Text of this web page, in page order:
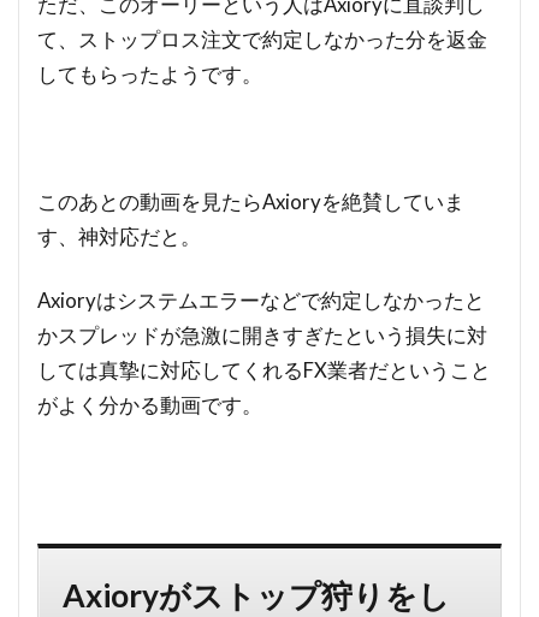
て、ストップロス注文で約定しなかった分を返金
してもらったようです。
このあとの動画を見たらAxioryを絶賛していま
す、神対応だと。
Axioryはシステムエラーなどで約定しなかったと
かスプレッドが急激に開きすぎたという損失に対
しては真摯に対応してくれるFX業者だということ
がよく分かる動画です。
Axioryがストップ狩りをし